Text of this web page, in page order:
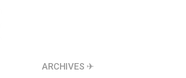
ARCHIVES ✈︎